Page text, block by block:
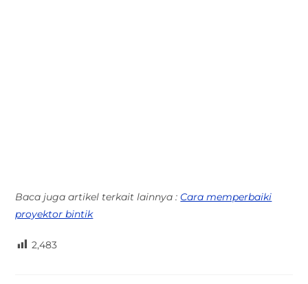
Baca juga artikel terkait lainnya : Cara memperbaiki
proyektor bintik
2,483